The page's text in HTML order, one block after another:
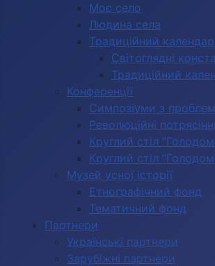
Моє село
Людина села
Традиційний
Світоглядні
Традиційний
Конференції
Симпозіуми з проблем
Революційні
Круглий стіл
Круглий стіл
Музей усної історії
Етнографічний фонд
Тематичний фонд
Партнери
Українські партнери
Зарубіжні партнери